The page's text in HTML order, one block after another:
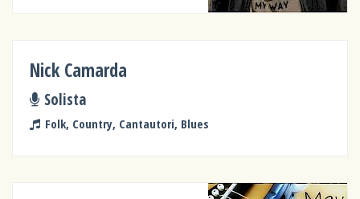
Nick Camarda
Solista
Folk, Country, Cantautori, Blues